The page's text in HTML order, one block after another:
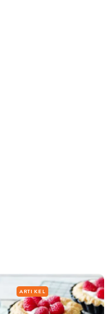
ARTIKEL